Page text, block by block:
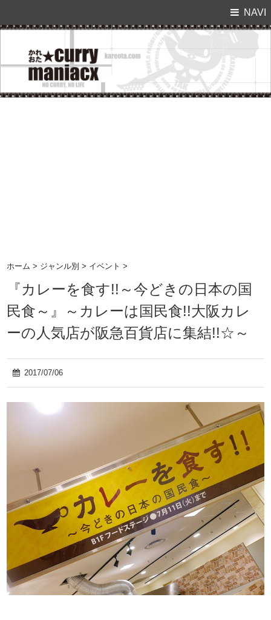
NAVI
ホーム > ジャンル別 > イベント >
『カレーを食す!!～今どきの日本の国
民食～』～カレーは国民食!!大阪カレ
ーの人気店が阪急百貨店に集結!!☆～
2017/07/06